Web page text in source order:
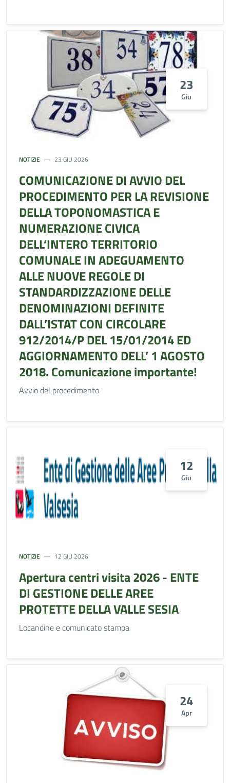
23
Giu
NOTIZIE 23 GIU 2026
COMUNICAZIONE DI AVVIO DEL
PROCEDIMENTO PER LA REVISIONE
DELLA TOPONOMASTICA E
NUMERAZIONE CIVICA
DELL’INTERO TERRITORIO
COMUNALE IN ADEGUAMENTO
ALLE NUOVE REGOLE DI
STANDARDIZZAZIONE DELLE
DENOMINAZIONI DEFINITE
DALL’ISTAT CON CIRCOLARE
912/2014/P DEL 15/01/2014 ED
AGGIORNAMENTO DELL’ 1 AGOSTO
2018. Comunicazione importante!
Avvio del procedimento
12
Giu
NOTIZIE 12 GIU 2026
Apertura centri visita 2026 - ENTE
DI GESTIONE DELLE AREE
PROTETTE DELLA VALLE SESIA
Locandine e comunicato stampa
24
Apr